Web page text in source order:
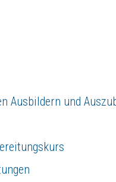
und Mitarbeitern. Sie
Fähigkeiten und
Ausbildern und